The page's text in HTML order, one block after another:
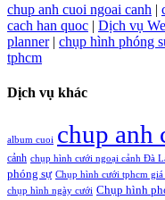
chup anh cuoi ngoai canh |
cach han quoc | Dịch vụ
planner| chụp hình phóng
tphcm
Dịch vụ khác
album cuoi chup anh
cảnh chụp hình cưới ngoại cảnh Đà
phóng sự Chụp hình cưới tphcm giá
chụp hình ngày cưới Chụp hình